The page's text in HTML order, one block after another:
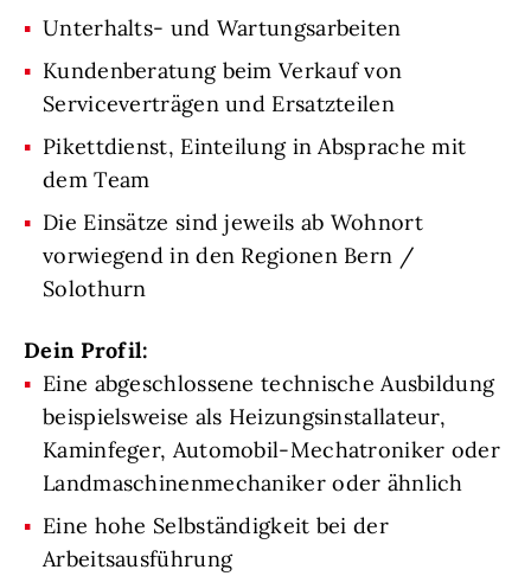
Unterhalts- und Wartungsarbeiten
Kundenberatung beim Verkauf von
Serviceverträgen und Ersatzteilen
Pikettdienst, Einteilung in Absprache mit
dem Team
Die Einsätze sind jeweils ab Wohnort
vorwiegend in den Regionen Bern /
Solothurn
Dein Profil:
Eine abgeschlossene technische Ausbildung
beispielsweise als Heizungsinstallateur,
Kaminfeger, Automobil-Mechatroniker oder
Landmaschinenmechaniker oder ähnlich
Eine hohe Selbständigkeit bei der
Arbeitsausführung